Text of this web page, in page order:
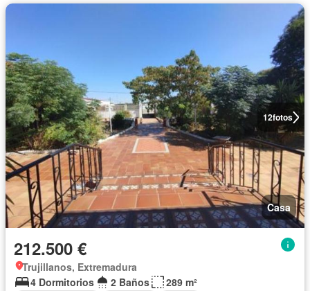
12fotos
Casa
212.500 €
Trujillanos, Extremadura
4 Dormitorios
2 Baños
289 m²